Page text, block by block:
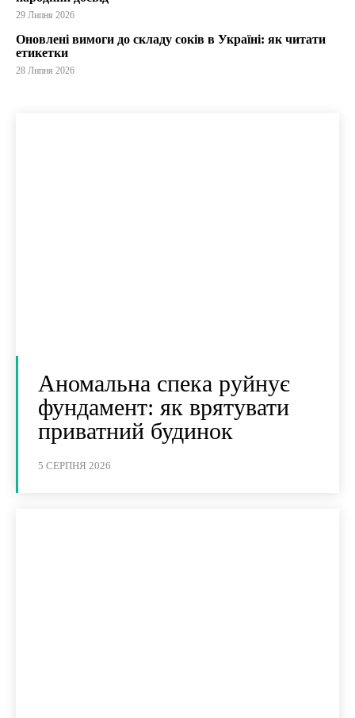
29 Липня 2026
Оновлені вимоги до складу соків в Україні: як читати
етикетки
28 Липня 2026
Аномальна спека руйнує
фундамент: як врятувати
приватний будинок
5 СЕРПНЯ 2026